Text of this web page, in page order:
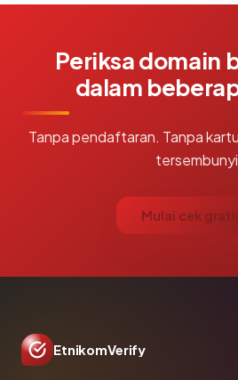
Periksa domain
dalam
Tanpa pendaftaran. Tanpa
Mulai cek
EtnikomVerify